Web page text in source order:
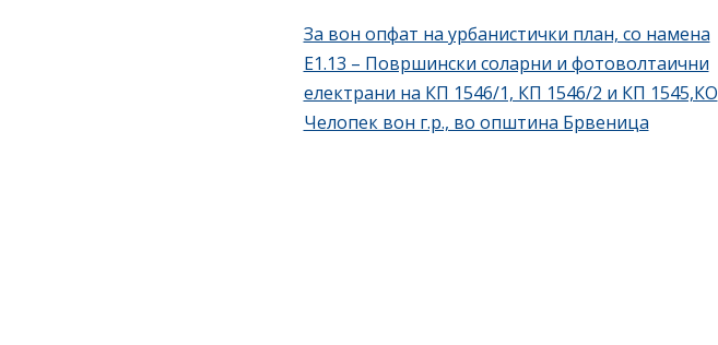
За вон опфат на урбанистички план, со намена
Е1.13 – Површински соларни и фотоволтаични
електрани на КП 1546/1, КП 1546/2 и КП 1545,КО
Челопек вон г.р., во општина Брвеница